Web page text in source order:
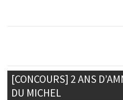
[CONCOURS] 2 ANS
DU MICHEL